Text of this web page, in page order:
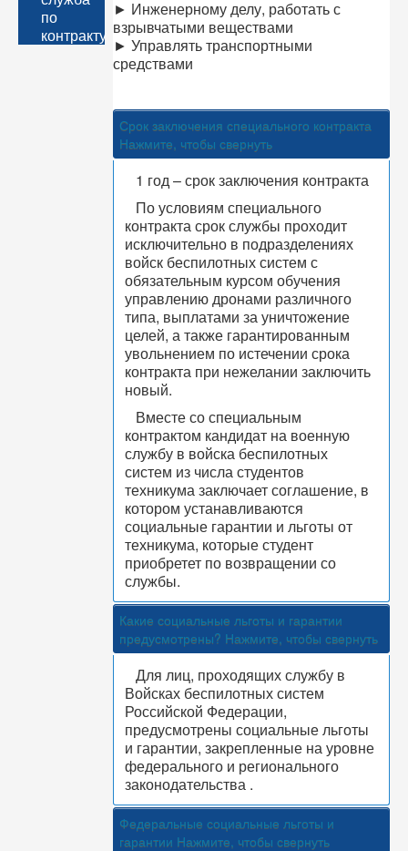
по
контракту
► Инженерному делу, работать с
взрывчатыми веществами
► Управлять транспортными
средствами
Срок заключения специального контракта
Нажмите, чтобы свернуть
1 год – срок заключения контракта
По условиям специального
контракта срок службы проходит
исключительно в подразделениях
войск беспилотных систем с
обязательным курсом обучения
управлению дронами различного
типа, выплатами за уничтожение
целей, а также гарантированным
увольнением по истечении срока
контракта при нежелании заключить
новый.
Вместе со специальным
контрактом кандидат на военную
службу в войска беспилотных
систем из числа студентов
техникума заключает соглашение, в
котором устанавливаются
социальные гарантии и льготы от
техникума, которые студент
приобретет по возвращении со
службы.
Какие социальные льготы и гарантии
предусмотрены? Нажмите, чтобы свернуть
Для лиц, проходящих службу в
Войсках беспилотных систем
Российской Федерации,
предусмотрены социальные льготы
и гарантии, закрепленные на уровне
федерального и регионального
законодательства .
Федеральные социальные льготы и
гарантии Нажмите, чтобы свернуть